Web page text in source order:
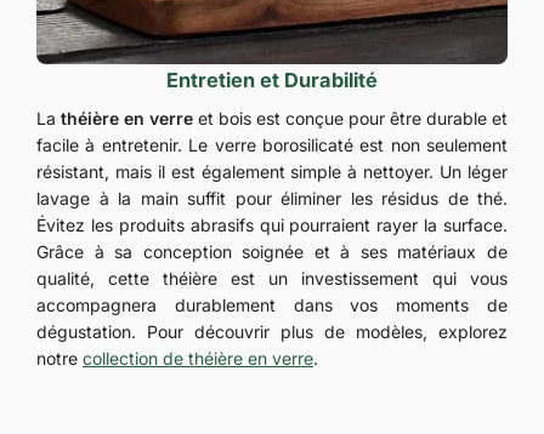
Entretien et Durabilité
La théière en verre et bois est conçue pour être durable et
facile à entretenir. Le verre borosilicaté est non seulement
résistant, mais il est également simple à nettoyer. Un léger
lavage à la main suffit pour éliminer les résidus de thé.
Évitez les produits abrasifs qui pourraient rayer la surface.
Grâce à sa conception soignée et à ses matériaux de
qualité, cette théière est un investissement qui vous
accompagnera durablement dans vos moments de
dégustation. Pour découvrir plus de modèles, explorez
notre collection de théière en verre.